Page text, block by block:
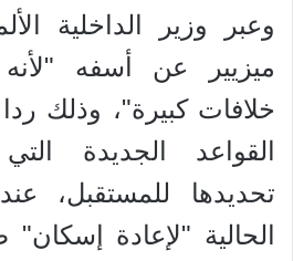
وعبر وزير الداخلية
ميزيير عن أسفه
خلافات كبيرة"، وذلك
القواعد الجديدة
تحديدها للمستقبل،
الحالية "لإعادة